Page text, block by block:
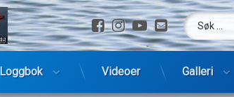
Facebook
Instagram
YouTube
E-post
Søk etter:
Loggbok Videoer Galleri